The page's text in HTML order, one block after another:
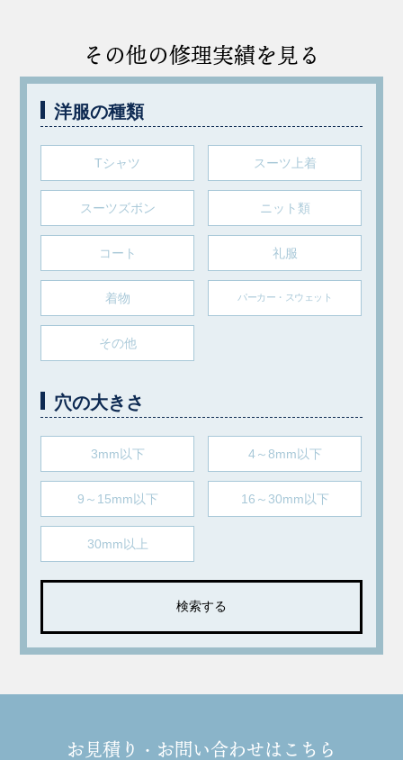
その他の修理実績を見る
洋服の種類
Tシャツ スーツ上着
スーツズボン ニット類
コート 礼服
着物 パーカー・スウェット
その他
穴の大きさ
3mm以下 4～8mm以下
9～15mm以下 16～30mm以下
30mm以上
お見積り・お問い合わせはこちら